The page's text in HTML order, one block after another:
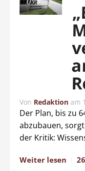
Von Redaktion am
Der Plan, bis zu
abzubauen,
der Kritik:
Weiter lesen